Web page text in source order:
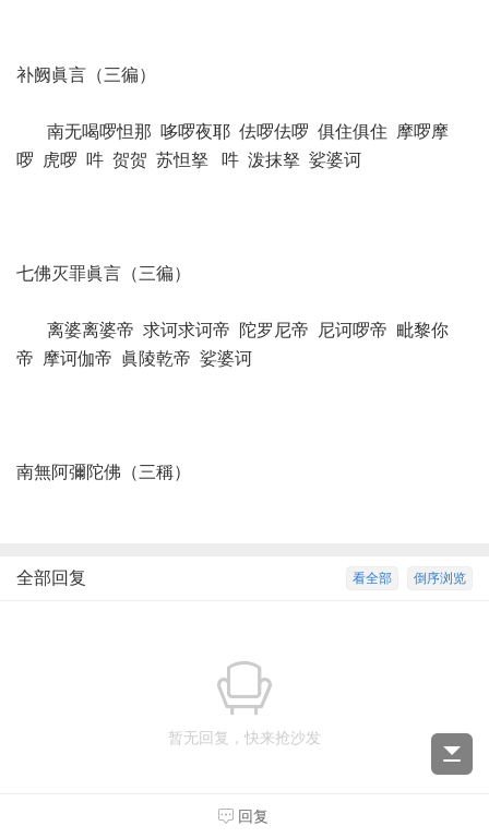
补阙眞言（三徧）
南无喝啰怛那 哆啰夜耶 佉啰佉啰 俱住俱住 摩啰摩
啰 虎啰 吽 贺贺 苏怛拏 吽 泼抹拏 娑婆诃
七佛灭罪眞言（三徧）
离婆离婆帝 求诃求诃帝 陀罗尼帝 尼诃啰帝 毗黎你
帝 摩诃伽帝 眞陵乾帝 娑婆诃
南無阿彌陀佛（三稱）
倒序浏览
看全部
全部回复
暂无回复，快来抢沙发
回复